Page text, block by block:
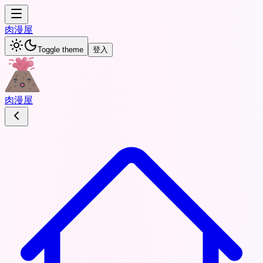
肉漫屋
Toggle theme 登入
肉漫屋